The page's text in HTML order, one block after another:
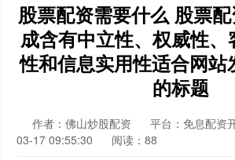
股票配资需要什么 股票
成含有中立性、权威性
性和信息实用性适合网站
的标题
作者：佛山炒股配资 平台：免息配资
03-17 09:55:30
阅读：88